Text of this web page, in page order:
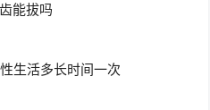
能拔吗
生活多长时间一次